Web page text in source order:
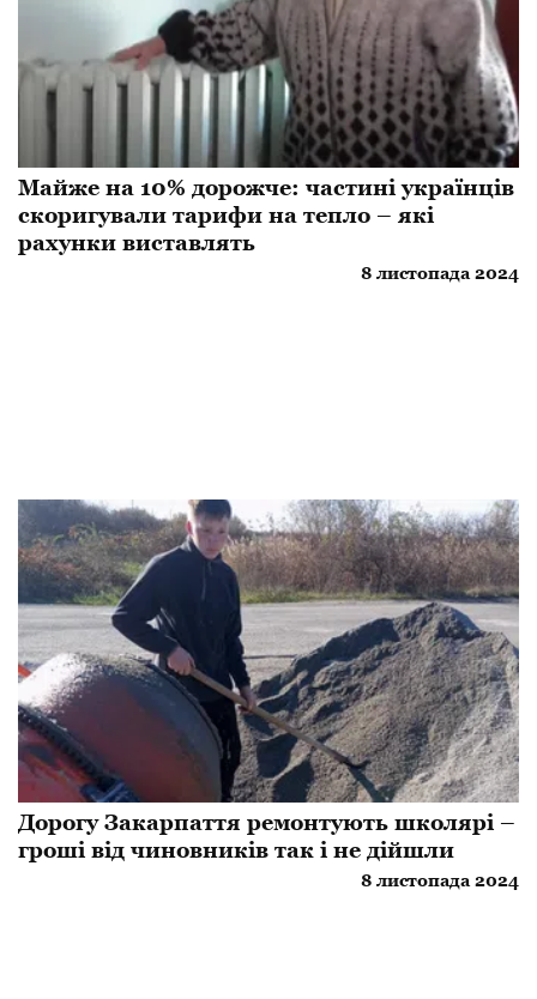
Майже на 10% дорожче: частині українців
скоригували тарифи на тепло – які
рахунки виставлять
8 листопада 2024
Дорогу Закарпаття ремонтують школярі –
гроші від чиновників так і не дійшли
8 листопада 2024